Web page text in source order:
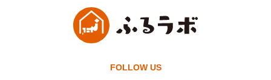
FOLLOW US